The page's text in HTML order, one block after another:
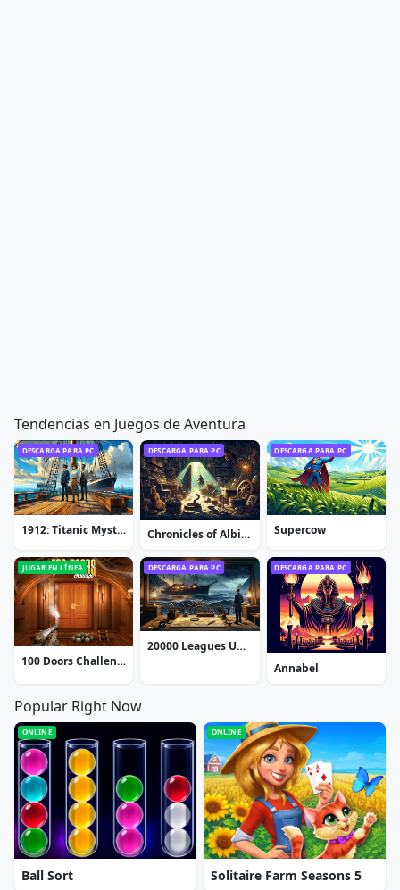
Tendencias en Juegos de Aventura
DESCARGA PARA PC
1912: Titanic Mystery
DESCARGA PARA PC
Chronicles of Albian: The Magic Convention
DESCARGA PARA PC
Supercow
JUGAR EN LÍNEA
100 Doors Challenge
DESCARGA PARA PC
20000 Leagues Under the Sea: Captain Nemo
DESCARGA PARA PC
Annabel
Popular Right Now
ONLINE
Ball Sort
ONLINE
Solitaire Farm Seasons 5